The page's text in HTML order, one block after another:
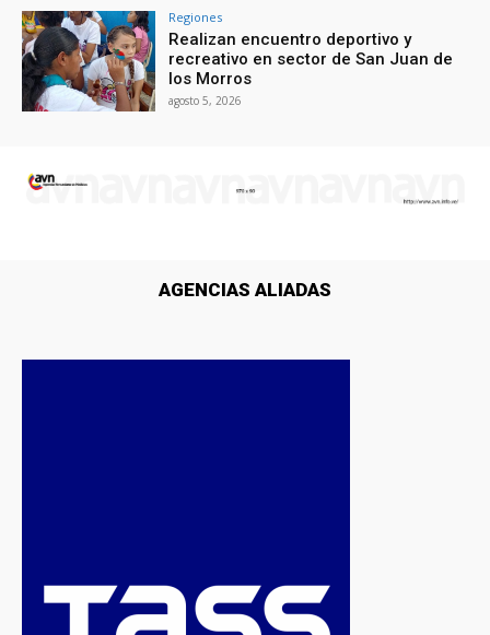
Regiones
Realizan encuentro deportivo y
recreativo en sector de San Juan de
los Morros
agosto 5, 2026
AGENCIAS ALIADAS